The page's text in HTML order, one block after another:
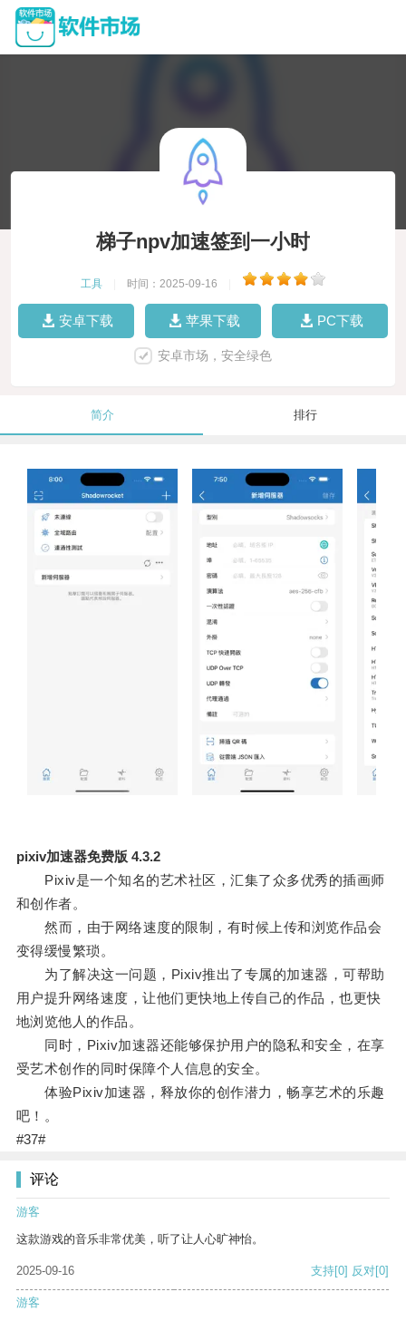
梯子npv加速签到一小时
工具 时间：2025-09-16
安卓下载 苹果下载 PC下载
安卓市场，安全绿色
简介 排行
pixiv加速器免费版 4.3.2
Pixiv是一个知名的艺术社区，汇集了众多优秀的插画师
和创作者。
然而，由于网络速度的限制，有时候上传和浏览作品会
变得缓慢繁琐。
为了解决这一问题，Pixiv推出了专属的加速器，可帮助
用户提升网络速度，让他们更快地上传自己的作品，也更快
地浏览他人的作品。
同时，Pixiv加速器还能够保护用户的隐私和安全，在享
受艺术创作的同时保障个人信息的安全。
体验Pixiv加速器，释放你的创作潜力，畅享艺术的乐趣
吧！。
#37#
评论
游客
这款游戏的音乐非常优美，听了让人心旷神怡。
2025-09-16 支持[0] 反对[0]
游客